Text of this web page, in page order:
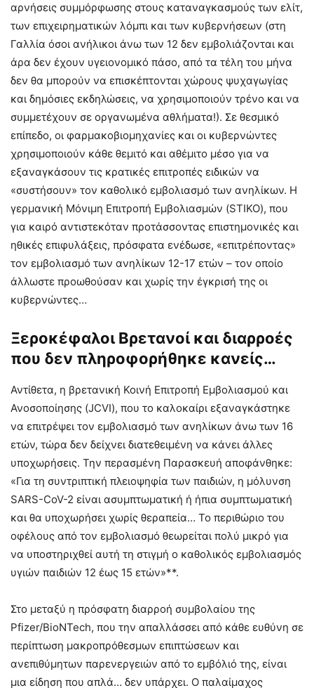
αρνήσεις συμμόρφωσης στους καταναγκασμούς των ελίτ,
των επιχειρηματικών λόμπι και των κυβερνήσεων (στη
Γαλλία όσοι ανήλικοι άνω των 12 δεν εμβολιάζονται και
άρα δεν έχουν υγειονομικό πάσο, από τα τέλη του μήνα
δεν θα μπορούν να επισκέπτονται χώρους ψυχαγωγίας
και δημόσιες εκδηλώσεις, να χρησιμοποιούν τρένο και να
συμμετέχουν σε οργανωμένα αθλήματα!). Σε θεσμικό
επίπεδο, οι φαρμακοβιομηχανίες και οι κυβερνώντες
χρησιμοποιούν κάθε θεμιτό και αθέμιτο μέσο για να
εξαναγκάσουν τις κρατικές επιτροπές ειδικών να
«συστήσουν» τον καθολικό εμβολιασμό των ανηλίκων. Η
γερμανική Μόνιμη Επιτροπή Εμβολιασμών (STIKO), που
για καιρό αντιστεκόταν προτάσσοντας επιστημονικές και
ηθικές επιφυλάξεις, πρόσφατα ενέδωσε, «επιτρέποντας»
τον εμβολιασμό των ανηλίκων 12-17 ετών – τον οποίο
άλλωστε προωθούσαν και χωρίς την έγκρισή της οι
κυβερνώντες…
Ξεροκέφαλοι Βρετανοί και διαρροές
που δεν πληροφορήθηκε κανείς…
Αντίθετα, η βρετανική Κοινή Επιτροπή Εμβολιασμού και
Ανοσοποίησης (JCVI), που το καλοκαίρι εξαναγκάστηκε
να επιτρέψει τον εμβολιασμό των ανηλίκων άνω των 16
ετών, τώρα δεν δείχνει διατεθειμένη να κάνει άλλες
υποχωρήσεις. Την περασμένη Παρασκευή αποφάνθηκε:
«Για τη συντριπτική πλειοψηφία των παιδιών, η μόλυνση
SARS-CoV-2 είναι ασυμπτωματική ή ήπια συμπτωματική
και θα υποχωρήσει χωρίς θεραπεία… Το περιθώριο του
οφέλους από τον εμβολιασμό θεωρείται πολύ μικρό για
να υποστηριχθεί αυτή τη στιγμή ο καθολικός εμβολιασμός
υγιών παιδιών 12 έως 15 ετών»**.
Στο μεταξύ η πρόσφατη διαρροή συμβολαίου της
Pfizer/BioNTech, που την απαλλάσσει από κάθε ευθύνη σε
περίπτωση μακροπρόθεσμων επιπτώσεων και
ανεπιθύμητων παρενεργειών από το εμβόλιό της, είναι
μια είδηση που απλά… δεν υπάρχει. Ο παλαίμαχος